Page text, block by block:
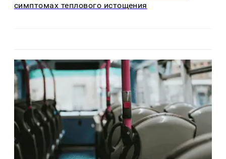
симптомах теплового истощения